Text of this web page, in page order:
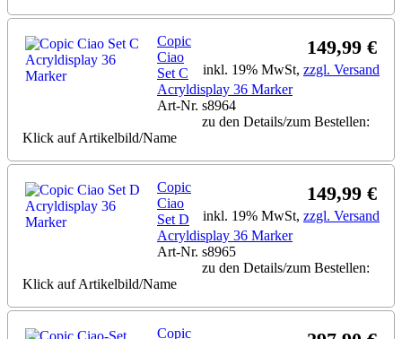
149,99 €
inkl. 19% MwSt, zzgl. Versand
Copic
Ciao
Set C
Acryldisplay 36 Marker
Art-Nr. s8964
zu den Details/zum Bestellen:
Klick auf Artikelbild/Name
149,99 €
inkl. 19% MwSt, zzgl. Versand
Copic
Ciao
Set D
Acryldisplay 36 Marker
Art-Nr. s8965
zu den Details/zum Bestellen:
Klick auf Artikelbild/Name
Copic